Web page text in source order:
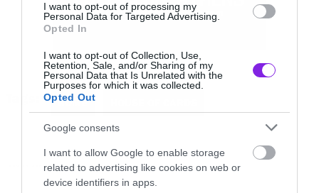
I want to opt-out of processing my
Personal Data for Targeted Advertising.
Opted In
I want to opt-out of Collection, Use,
Retention, Sale, and/or Sharing of my
Personal Data that Is Unrelated with the
Purposes for which it was collected.
Opted Out
Google consents
I want to allow Google to enable storage
related to advertising like cookies on web or
device identifiers in apps.
1) Δώσε χειραψία με το δεξί σου χέρι και κράτα
μια πέτρα στο αριστερό.
2) Ακόμα και ο Αχιλλέας ήταν τόσο δυνατός όσο
τους επέτρεπε η φτέρνα του.
3) Για όλους μας που ανεβαίνουμε στην κορυφή
της τροφικής αλυσίδας δεν θα υπάρξει κανένα
HOME
MOVIES AND TV